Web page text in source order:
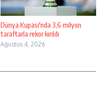
Dünya Kupası'nda 3,6 milyon
taraftarla rekor kırıldı
Ağustos 4, 2026